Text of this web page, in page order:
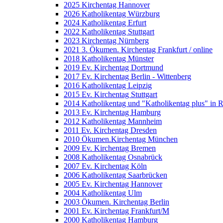
2025 Kirchentag Hannover
2026 Katholikentag Würzburg
2024 Katholikentag Erfurt
2022 Katholikentag Stuttgart
2023 Kirchentag Nürnberg
2021 3. Ökumen. Kirchentag Frankfurt / online
2018 Katholikentag Münster
2019 Ev. Kirchentag Dortmund
2017 Ev. Kirchentag Berlin - Wittenberg
2016 Katholikentag Leipzig
2015 Ev. Kirchentag Stuttgart
2014 Katholikentag und "Katholikentag plus" in
2013 Ev. Kirchentag Hamburg
2012 Katholikentag Mannheim
2011 Ev. Kirchentag Dresden
2010 Ökumen.Kirchentag München
2009 Ev. Kirchentag Bremen
2008 Katholikentag Osnabrück
2007 Ev. Kirchentag Köln
2006 Katholikentag Saarbrücken
2005 Ev. Kirchentag Hannover
2004 Katholikentag Ulm
2003 Ökumen. Kirchentag Berlin
2001 Ev. Kirchentag Frankfurt/M
2000 Katholikentag Hamburg